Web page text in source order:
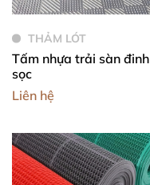
THẢM LÓT
Tấm nhựa trải sàn đinh
sọc
Liên hệ